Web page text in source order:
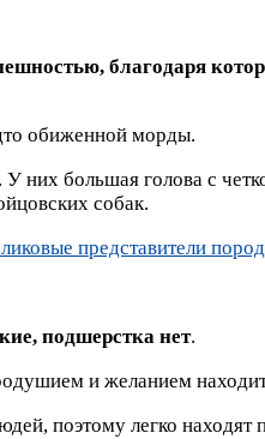
благодаря
обиженной морды.
большая голова с
собак.
представители
подшерстка нет.
и желанием
поэтому легко